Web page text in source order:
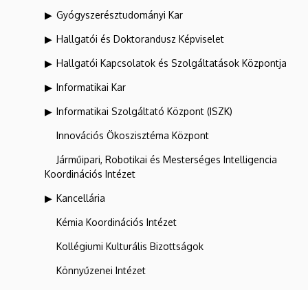
Gyógyszerésztudományi Kar
Hallgatói és Doktorandusz Képviselet
Hallgatói Kapcsolatok és Szolgáltatások Központja
Informatikai Kar
Informatikai Szolgáltató Központ (ISZK)
Innovációs Ökoszisztéma Központ
Járműipari, Robotikai és Mesterséges Intelligencia
Koordinációs Intézet
Kancellária
Kémia Koordinációs Intézet
Kollégiumi Kulturális Bizottságok
Könnyűzenei Intézet